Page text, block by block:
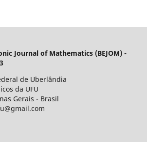
Journal of Mathematics (BEJOM) -
de Uberlândia
da UFU
Gerais - Brasil